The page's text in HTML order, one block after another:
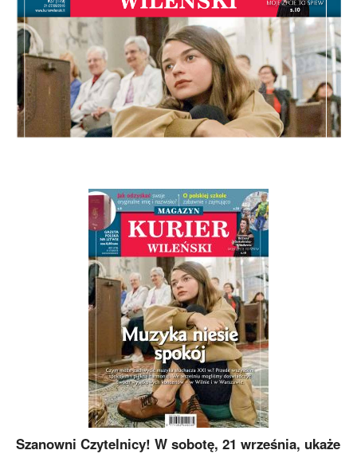
Szanowni Czytelnicy! W sobotę, 21 września, ukaże